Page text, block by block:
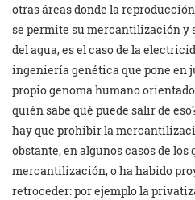
otras áreas donde la
se permite su mercantilización y
del agua, es el caso de la
ingeniería genética que pone en
propio genoma humano
quién sabe qué puede salir de
hay que prohibir la
obstante, en algunos casos de
mercantilización, o ha habido
retroceder: por ejemplo la